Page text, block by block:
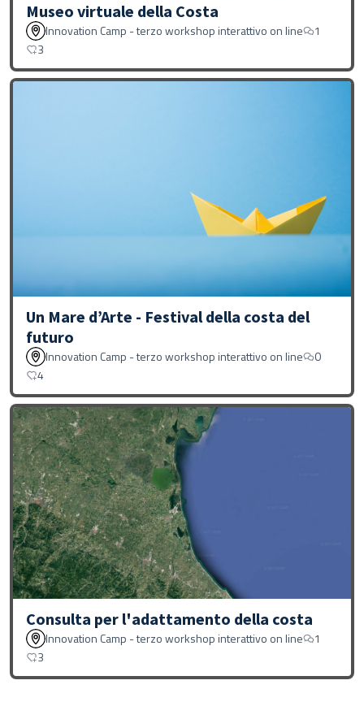
Museo virtuale della Costa
Innovation Camp - terzo workshop interattivo on line
1
3
Un Mare d’Arte - Festival della costa del
futuro
Innovation Camp - terzo workshop interattivo on line
0
4
Consulta per l'adattamento della costa
Innovation Camp - terzo workshop interattivo on line
1
3